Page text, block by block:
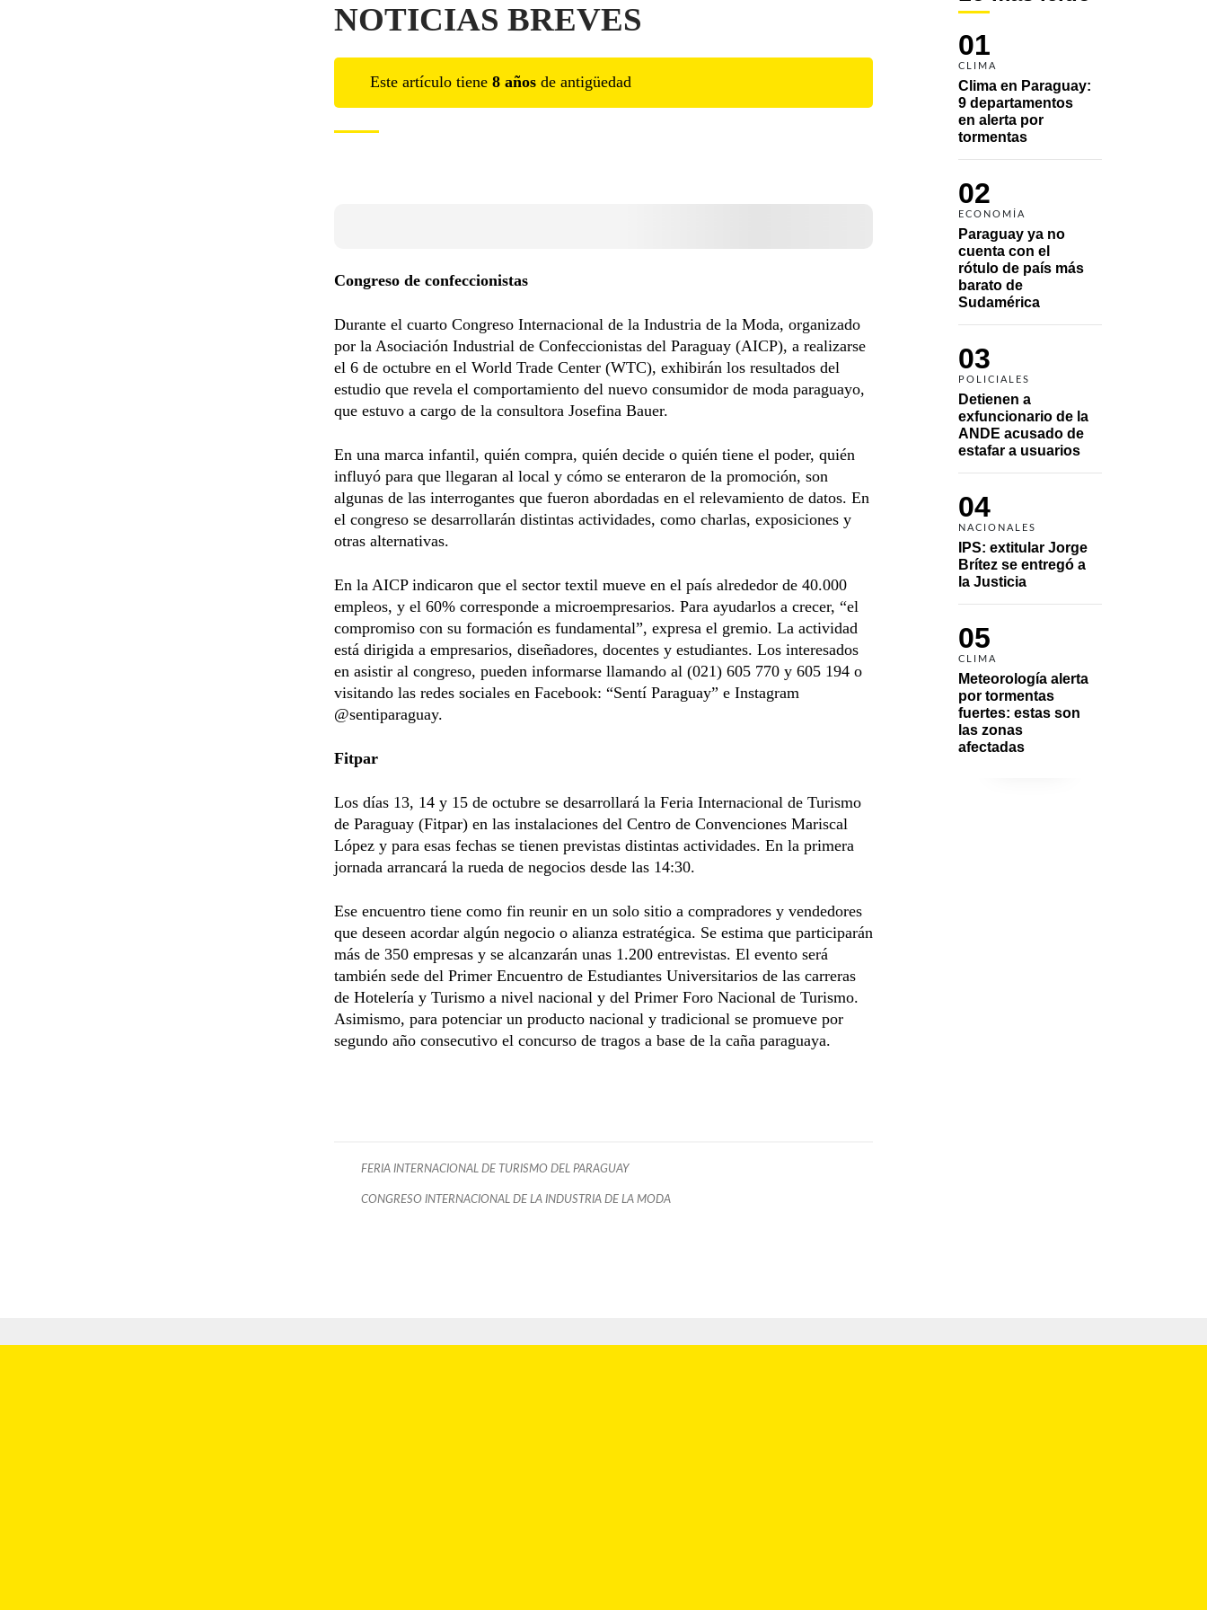
01
CLIMA
Clima en Paraguay:
9 departamentos
en alerta por
tormentas
02
ECONOMÍA
Paraguay ya no
cuenta con el
rótulo de país más
barato de
Sudamérica
03
POLICIALES
Detienen a
exfuncionario de la
ANDE acusado de
estafar a usuarios
04
NACIONALES
IPS: extitular Jorge
Brítez se entregó a
la Justicia
05
CLIMA
Meteorología alerta
por tormentas
fuertes: estas son
las zonas
afectadas
NOTICIAS BREVES
Este artículo tiene 8 años de antigüedad
Congreso de confeccionistas
Durante el cuarto Congreso Internacional de la Industria de la Moda, organizado
por la Asociación Industrial de Confeccionistas del Paraguay (AICP), a realizarse
el 6 de octubre en el World Trade Center (WTC), exhibirán los resultados del
estudio que revela el comportamiento del nuevo consumidor de moda paraguayo,
que estuvo a cargo de la consultora Josefina Bauer.
En una marca infantil, quién compra, quién decide o quién tiene el poder, quién
influyó para que llegaran al local y cómo se enteraron de la promoción, son
algunas de las interrogantes que fueron abordadas en el relevamiento de datos. En
el congreso se desarrollarán distintas actividades, como charlas, exposiciones y
otras alternativas.
En la AICP indicaron que el sector textil mueve en el país alrededor de 40.000
empleos, y el 60% corresponde a microempresarios. Para ayudarlos a crecer, “el
compromiso con su formación es fundamental”, expresa el gremio. La actividad
está dirigida a empresarios, diseñadores, docentes y estudiantes. Los interesados
en asistir al congreso, pueden informarse llamando al (021) 605 770 y 605 194 o
visitando las redes sociales en Facebook: “Sentí Paraguay” e Instagram
@sentiparaguay.
Fitpar
Los días 13, 14 y 15 de octubre se desarrollará la Feria Internacional de Turismo
de Paraguay (Fitpar) en las instalaciones del Centro de Convenciones Mariscal
López y para esas fechas se tienen previstas distintas actividades. En la primera
jornada arrancará la rueda de negocios desde las 14:30.
Ese encuentro tiene como fin reunir en un solo sitio a compradores y vendedores
que deseen acordar algún negocio o alianza estratégica. Se estima que participarán
más de 350 empresas y se alcanzarán unas 1.200 entrevistas. El evento será
también sede del Primer Encuentro de Estudiantes Universitarios de las carreras
de Hotelería y Turismo a nivel nacional y del Primer Foro Nacional de Turismo.
Asimismo, para potenciar un producto nacional y tradicional se promueve por
segundo año consecutivo el concurso de tragos a base de la caña paraguaya.
FERIA INTERNACIONAL DE TURISMO DEL PARAGUAY
CONGRESO INTERNACIONAL DE LA INDUSTRIA DE LA MODA